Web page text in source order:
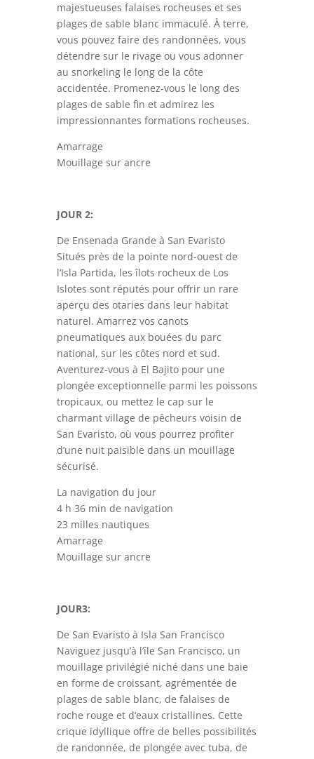
majestueuses falaises rocheuses et ses
plages de sable blanc immaculé. À terre,
vous pouvez faire des randonnées, vous
détendre sur le rivage ou vous adonner
au snorkeling le long de la côte
accidentée. Promenez-vous le long des
plages de sable fin et admirez les
impressionnantes formations rocheuses.
Amarrage
Mouillage sur ancre
JOUR 2:
De Ensenada Grande à San Evaristo
Situés près de la pointe nord-ouest de
l’Isla Partida, les îlots rocheux de Los
Islotes sont réputés pour offrir un rare
aperçu des otaries dans leur habitat
naturel. Amarrez vos canots
pneumatiques aux bouées du parc
national, sur les côtes nord et sud.
Aventurez-vous à El Bajito pour une
plongée exceptionnelle parmi les poissons
tropicaux, ou mettez le cap sur le
charmant village de pêcheurs voisin de
San Evaristo, où vous pourrez profiter
d’une nuit paisible dans un mouillage
sécurisé.
La navigation du jour
4 h 36 min de navigation
23 milles nautiques
Amarrage
Mouillage sur ancre
JOUR3:
De San Evaristo à Isla San Francisco
Naviguez jusqu’à l’île San Francisco, un
mouillage privilégié niché dans une baie
en forme de croissant, agrémentée de
plages de sable blanc, de falaises de
roche rouge et d’eaux cristallines. Cette
crique idyllique offre de belles possibilités
de randonnée, de plongée avec tuba, de